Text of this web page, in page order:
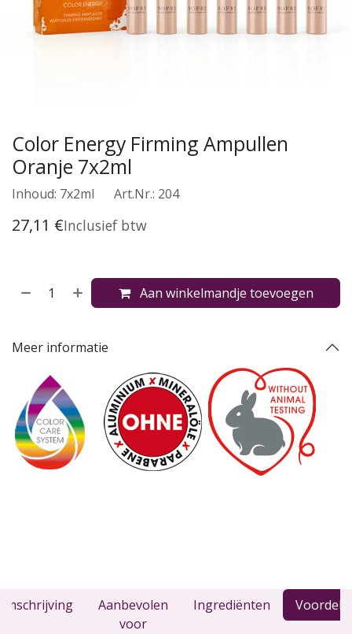
Color Energy Firming Ampullen
Oranje 7x2ml
Inhoud: 7x2ml ​Art.Nr.: 204
27,11 €Inclusief btw
Aan winkelmandje toevoegen
Meer informatie
Aanbevolen
voor
Ingrediënten